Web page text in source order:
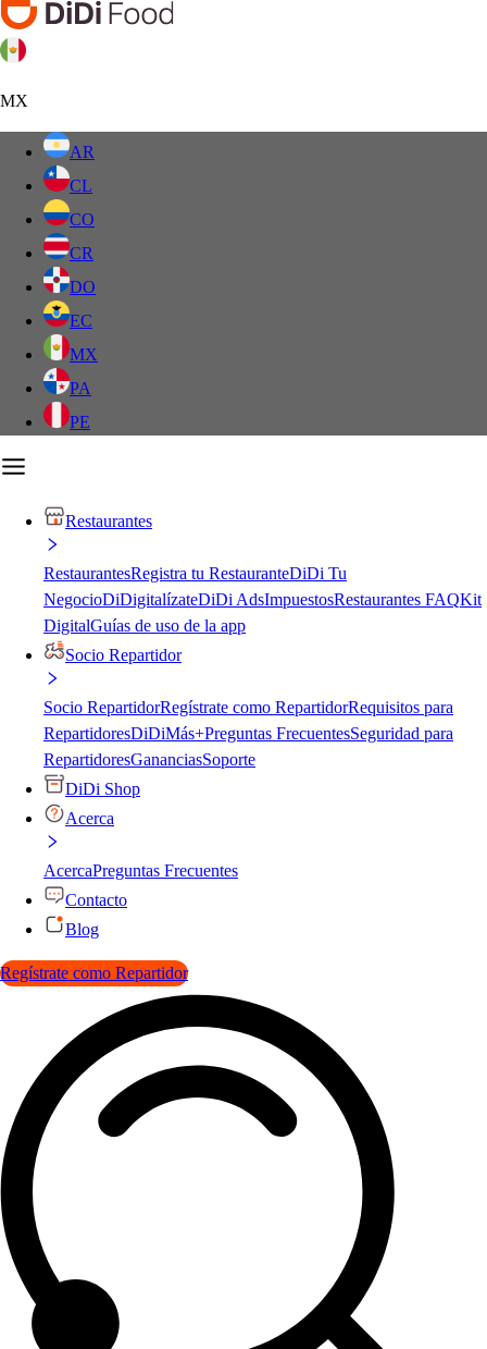
MX
AR
CL
CO
CR
DO
EC
MX
PA
PE
Restaurantes
RestaurantesRegistra tu RestauranteDiDi Tu
NegocioDiDigitalízateDiDi AdsImpuestosRestaurantes FAQKit
DigitalGuías de uso de la app
Socio Repartidor
Socio RepartidorRegístrate como RepartidorRequisitos para
RepartidoresDiDiMás+Preguntas FrecuentesSeguridad para
RepartidoresGananciasSoporte
DiDi Shop
Acerca
AcercaPreguntas Frecuentes
Contacto
Blog
Regístrate como Repartidor